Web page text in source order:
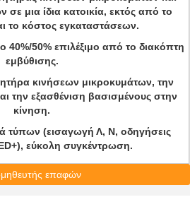
μια ίδια κατοικία, εκτός από το
το κόστος εγκαταστάσεων.
40%/50% επιλέξιμο από το διακόπτη
εμβύθισης.
κινήσεων μικροκυμάτων, την
την εξασθένιση βασισμένους στην
κίνηση.
τύπων (εισαγωγή Λ, Ν, οδηγήσεις
εύκολη συγκέντρωση.
επαφών